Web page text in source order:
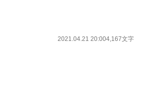
2021.04.21 20:004,167文字